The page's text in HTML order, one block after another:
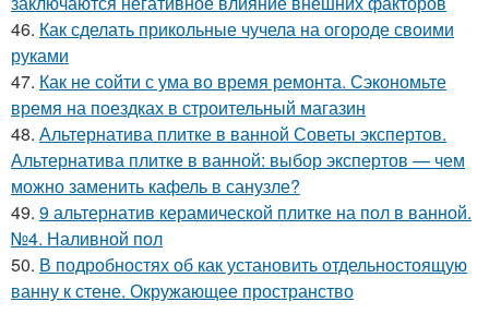
46. Как сделать прикольные чучела на огороде своими
руками
47. Как не сойти с ума во время ремонта. Сэкономьте
время на поездках в строительный магазин
48. Альтернатива плитке в ванной Советы экспертов.
Альтернатива плитке в ванной: выбор экспертов — чем
можно заменить кафель в санузле?
49. 9 альтернатив керамической плитке на пол в ванной.
№4. Наливной пол
50. В подробностях об как установить отдельностоящую
ванну к стене. Окружающее пространство